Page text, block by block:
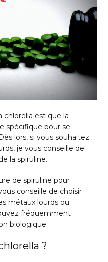
chlorella est que la
spécifique pour se
lors, si vous souhaitez
je vous conseille de
la spiruline.
de spiruline pour
conseille de choisir
métaux lourds ou
fréquemment
biologique.
?